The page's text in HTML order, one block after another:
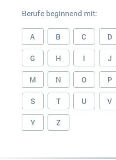
Berufe beginnend mit:
A B C D
G H I J
M N O P
S T U V
Y Z